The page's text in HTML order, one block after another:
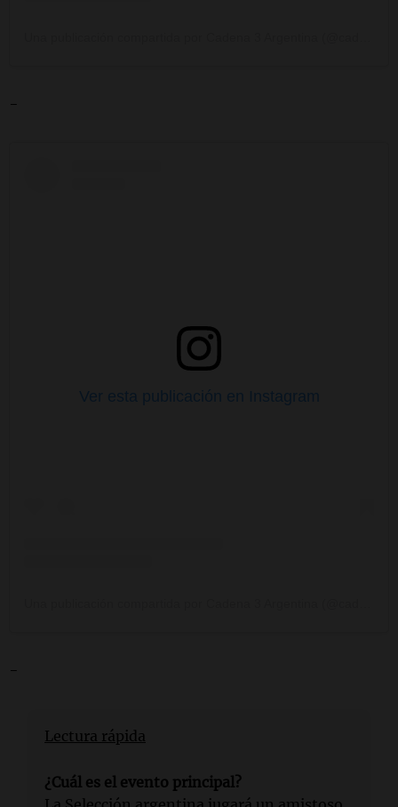
-
Ver esta publicación en Instagram
-
Lectura rápida
¿Cuál es el evento principal?